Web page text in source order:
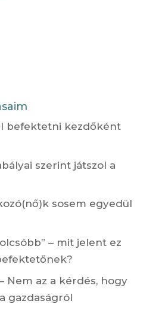
befektetni kezdőként
szerint játszol a
sosem egyedül
– mit jelent ez
Nem az a kérdés, hogy
gazdaságról